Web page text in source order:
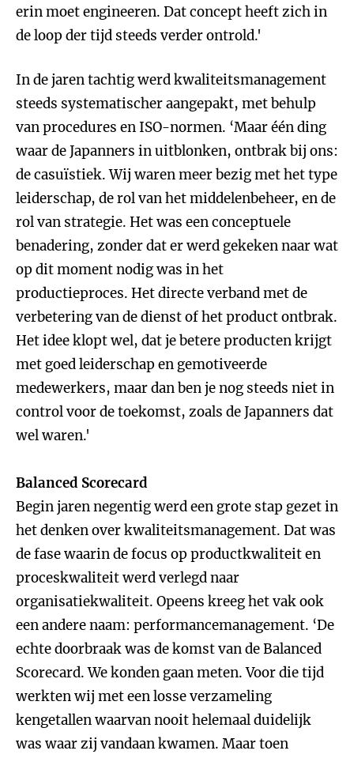
erin moet engineeren. Dat concept heeft zich in
de loop der tijd steeds verder ontrold.'
In de jaren tachtig werd kwaliteitsmanagement
steeds systematischer aangepakt, met behulp
van procedures en ISO-normen. ‘Maar één ding
waar de Japanners in uitblonken, ontbrak bij ons:
de casuïstiek. Wij waren meer bezig met het type
leiderschap, de rol van het middelenbeheer, en de
rol van strategie. Het was een conceptuele
benadering, zonder dat er werd gekeken naar wat
op dit moment nodig was in het
productieproces. Het directe verband met de
verbetering van de dienst of het product ontbrak.
Het idee klopt wel, dat je betere producten krijgt
met goed leiderschap en gemotiveerde
medewerkers, maar dan ben je nog steeds niet in
control voor de toekomst, zoals de Japanners dat
wel waren.'
Balanced Scorecard
Begin jaren negentig werd een grote stap gezet in
het denken over kwaliteitsmanagement. Dat was
de fase waarin de focus op productkwaliteit en
proceskwaliteit werd verlegd naar
organisatiekwaliteit. Opeens kreeg het vak ook
een andere naam: performancemanagement. ‘De
echte doorbraak was de komst van de Balanced
Scorecard. We konden gaan meten. Voor die tijd
werkten wij met een losse verzameling
kengetallen waarvan nooit helemaal duidelijk
was waar zij vandaan kwamen. Maar toen